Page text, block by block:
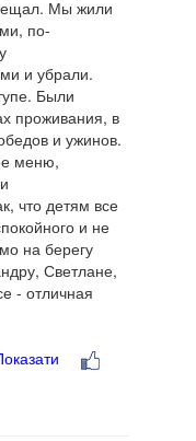
Мы жили
по-
и убрали.
Были
проживания, в
и ужинов.
меню,
что детям все
и не
на берегу
Светлане,
- отличная